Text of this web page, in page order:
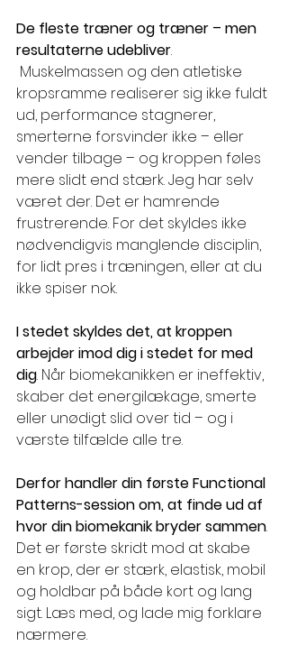
De fleste træner og træner – men
resultaterne udebliver.
Muskelmassen og den atletiske
kropsramme realiserer sig ikke fuldt
ud, performance stagnerer,
smerterne forsvinder ikke – eller
vender tilbage – og kroppen føles
mere slidt end stærk. Jeg har selv
været der. Det er hamrende
frustrerende. For det skyldes ikke
nødvendigvis manglende disciplin,
for lidt pres i træningen, eller at du
ikke spiser nok.
I stedet skyldes det, at kroppen
arbejder imod dig i stedet for med
dig. Når biomekanikken er ineffektiv,
skaber det energilækage, smerte
eller unødigt slid over tid – og i
værste tilfælde alle tre.
Derfor handler din første Functional
Patterns-session om, at finde ud af
hvor din biomekanik bryder sammen.
Det er første skridt mod at skabe
en krop, der er stærk, elastisk, mobil
og holdbar på både kort og lang
sigt. Læs med, og lade mig forklare
nærmere.